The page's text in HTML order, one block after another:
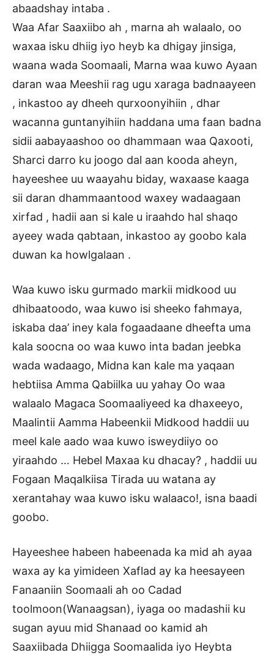
abaadshay intaba .
Waa Afar Saaxiibo ah , marna ah walaalo, oo
waxaa isku dhiig iyo heyb ka dhigay jinsiga,
waana wada Soomaali, Marna waa kuwo Ayaan
daran waa Meeshii rag ugu xaraga badnaayeen
, inkastoo ay dheeh qurxoonyihiin , dhar
wacanna guntanyihiin haddana uma faan badna
sidii aabayaashoo oo dhammaan waa Qaxooti,
Sharci darro ku joogo dal aan kooda aheyn,
hayeeshee uu waayahu biday, waxaase kaaga
sii daran dhammaantood waxey wadaagaan
xirfad , hadii aan si kale u iraahdo hal shaqo
ayeey wada qabtaan, inkastoo ay goobo kala
duwan ka howlgalaan .
Waa kuwo isku gurmado markii midkood uu
dhibaatoodo, waa kuwo isi sheeko fahmaya,
iskaba daa’ iney kala fogaadaane dheefta uma
kala soocna oo waa kuwo inta badan jeebka
wada wadaago, Midna kan kale ma yaqaan
hebtiisa Amma Qabiilka uu yahay Oo waa
walaalo Magaca Soomaaliyeed ka dhaxeeyo,
Maalintii Aamma Habeenkii Midkood haddii uu
meel kale aado waa kuwo isweydiiyo oo
yiraahdo … Hebel Maxaa ku dhacay? , haddii uu
Fogaan Maqalkiisa Tirada uu watana ay
xerantahay waa kuwo isku walaaco!, isna baadi
goobo.
Hayeeshee habeen habeenada ka mid ah ayaa
waxa ay ka yimideen Xaflad ay ka heesayeen
Fanaaniin Soomaali ah oo Cadad
toolmoon(Wanaagsan), iyaga oo madashii ku
sugan ayuu mid Shanaad oo kamid ah
Saaxiibada Dhiigga Soomaalida iyo Heybta